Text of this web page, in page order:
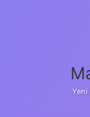
Yeni